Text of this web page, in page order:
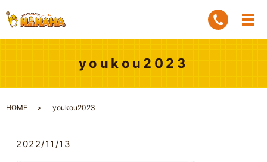
youkou2023
HOME youkou2023
2022/11/13